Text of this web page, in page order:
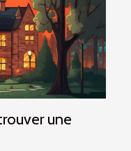
une